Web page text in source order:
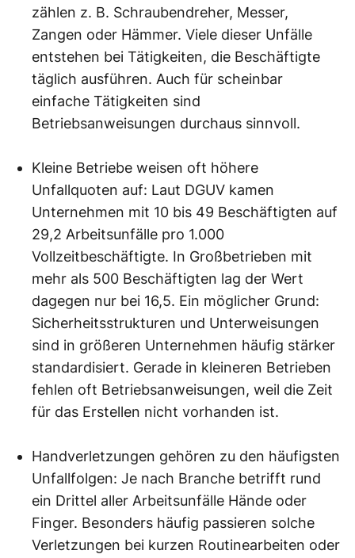
zählen z. B. Schraubendreher, Messer,
Zangen oder Hämmer. Viele dieser Unfälle
entstehen bei Tätigkeiten, die Beschäftigte
täglich ausführen. Auch für scheinbar
einfache Tätigkeiten sind
Betriebsanweisungen durchaus sinnvoll.
Kleine Betriebe weisen oft höhere
Unfallquoten auf: Laut DGUV kamen
Unternehmen mit 10 bis 49 Beschäftigten auf
29,2 Arbeitsunfälle pro 1.000
Vollzeitbeschäftigte. In Großbetrieben mit
mehr als 500 Beschäftigten lag der Wert
dagegen nur bei 16,5. Ein möglicher Grund:
Sicherheitsstrukturen und Unterweisungen
sind in größeren Unternehmen häufig stärker
standardisiert. Gerade in kleineren Betrieben
fehlen oft Betriebsanweisungen, weil die Zeit
für das Erstellen nicht vorhanden ist.
Handverletzungen gehören zu den häufigsten
Unfallfolgen: Je nach Branche betrifft rund
ein Drittel aller Arbeitsunfälle Hände oder
Finger. Besonders häufig passieren solche
Verletzungen bei kurzen Routinearbeiten oder